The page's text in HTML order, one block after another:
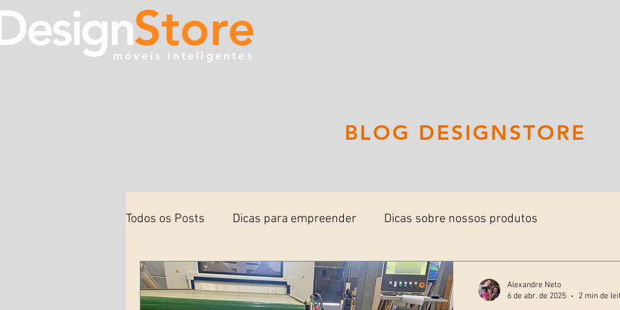
Store
móveis inteligentes
BLOG DESIGNSTORE
Todos os Posts Dicas para empreender Dicas sobre nossos produtos
Alexandre Neto
6 de abr. de 2025
2 min de